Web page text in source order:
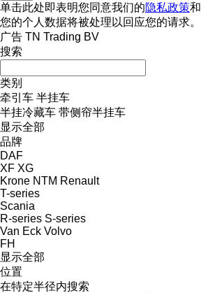
单击此处即表明您同意我们的隐私政策和
您的个人数据将被处理以回应您的请求。
广告 TN Trading BV
搜索
类别
牵引车 半挂车
半挂冷藏车 带侧帘半挂车
显示全部
品牌
DAF
XF XG
Krone NTM Renault
T-series
Scania
R-series S-series
Van Eck Volvo
FH
显示全部
位置
在特定半径内搜索